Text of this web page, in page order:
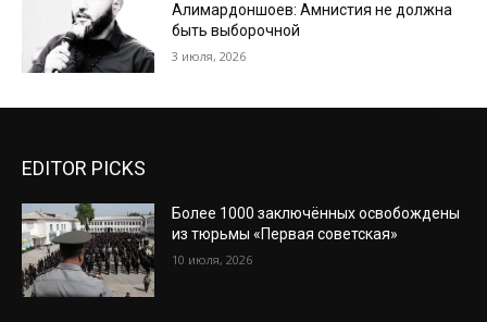
Алимардоншоев: Амнистия не должна
быть выборочной
3 июля, 2026
EDITOR PICKS
Более 1000 заключённых освобождены
из тюрьмы «Первая советская»
10 июля, 2026